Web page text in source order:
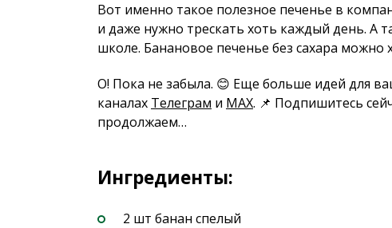
Вот именно такое полезное печенье в
и даже нужно трескать хоть каждый день. А
школе. Банановое печенье без сахара
О! Пока не забыла. 😊 Еще больше идей для
каналах Телеграм и MAX. 📌 Подпишитесь
продолжаем…
Ингредиенты:
2 шт банан спелый